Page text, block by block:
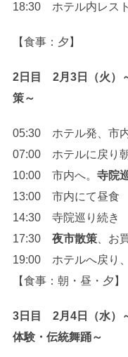
18:30 ホテル内レス
【食事：夕】
2日目 2月3日（火）
策～
05:30 ホテル発、市
07:00 ホテルに戻り
10:00 市内へ。 寺院
13:00 市内にて昼食
14:30 寺院巡り続き
17:30 夜市散策、お
19:00 ホテルへ戻り、
【食事：朝・昼・夕】
3日目 2月4日（水）
体験・伝統舞踊～